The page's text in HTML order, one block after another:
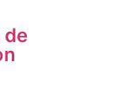
de